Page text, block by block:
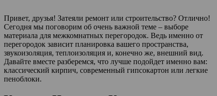
Привет, друзья! Затеяли ремонт или строительство? Отлично!
Сегодня мы поговорим об очень важной теме – выборе
материала для межкомнатных перегородок. Ведь именно от
перегородок зависит планировка вашего пространства,
звукоизоляция, теплоизоляция и, конечно же, внешний вид.
Давайте вместе разберемся, что лучше подойдет именно вам:
классический кирпич, современный гипсокартон или легкие
пеноблоки.